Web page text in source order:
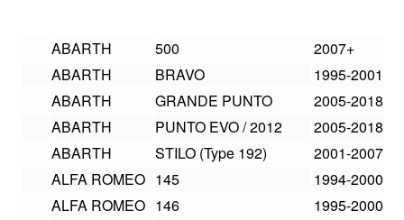
ABARTH 500 2007+
ABARTH
BRAVO 1995-2001
ABARTH
GRANDE PUNTO 2005-2018
ABARTH
PUNTO EVO / 2012 2005-2018
ABARTH
STILO (Type 192) 2001-2007
ALFA ROMEO 145 1994-2000
ALFA ROMEO 146 1995-2000